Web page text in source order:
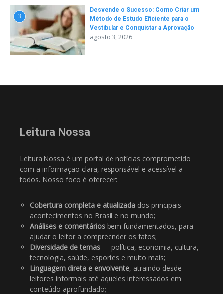
3
Desvende o Sucesso: Como Criar um
Método de Estudo Eficiente para o
Vestibular e Conquistar a Aprovação
agosto 3, 2026
Leitura Nossa
Leitura Nossa é um portal de notícias comprometido
com a informação clara, responsável e acessível a
todos. Nosso foco é oferecer:
Cobertura completa e atualizada dos principais
acontecimentos no Brasil e no mundo;
Análises e comentários bem fundamentados, para
ajudar o leitor a compreender os fatos;
Diversidade de temas — política, economia, cultura,
tecnologia, saúde, esportes e muito mais;
Linguagem direta e envolvente, atraindo desde
leitores informais até aqueles interessados em
conteúdo aprofundado;